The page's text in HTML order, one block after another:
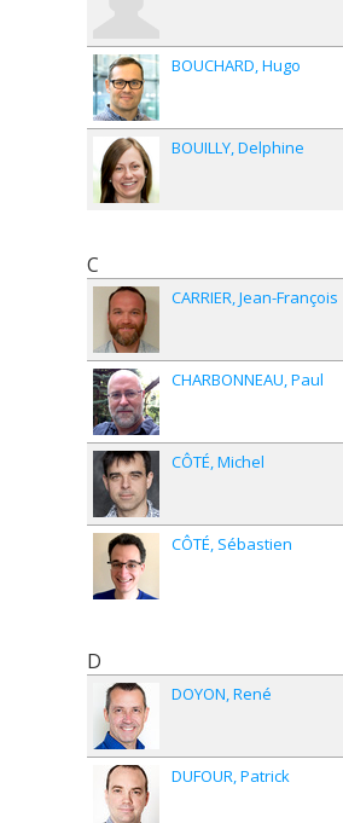
BOUCHARD Hugo
BOUILLY Delphine
C
CARRIER Jean-François
CHARBONNEAU Paul
CÔTÉ Michel
CÔTÉ Sébastien
D
DOYON René
DUFOUR Patrick